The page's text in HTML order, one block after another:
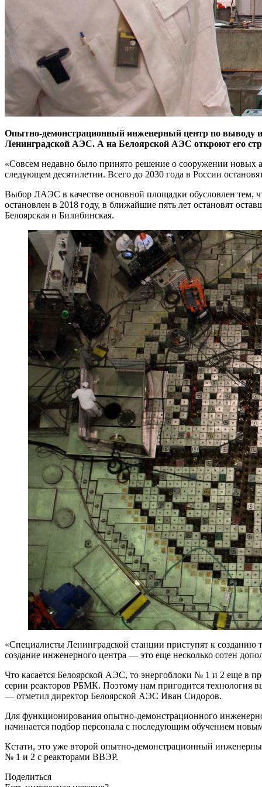
Опытно-демонстрационный инженерный центр по выводу
Ленинградской АЭС. А на Белоярской АЭС откроют его
«Совсем недавно было принято решение о сооружении новых
следующем десятилетии. Всего до 2030 года в России
Выбор ЛАЭС в качестве основной площадки обусловлен тем,
остановлен в 2018 году, в ближайшие пять лет остановят
Белоярская и Билибинская.
«Специалисты Ленинградской станции приступят к
создание инженерного центра — это еще несколько сотен
Что касается Белоярской АЭС, то энергоблоки № 1 и 2 еще в
серии реакторов РБМК. Поэтому нам пригодится технология
— отметил директор Белоярской АЭС Иван Сидоров.
Для функционирования опытно-демонстрационного
начинается подбор персонала с последующим обучением
Кстати, это уже второй опытно-демонстрационный
№ 1 и 2 с реакторами ВВЭР.
Поделиться